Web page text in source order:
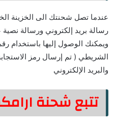
عندما تصل شحنتك الى الخزينة
رسالة بريد إلكتروني ورسالة
ويمكنك الوصول إليها باستخدام
الشريطي ( تم إرسال رمز
والبريد الإلكتروني
تتبع شحنة